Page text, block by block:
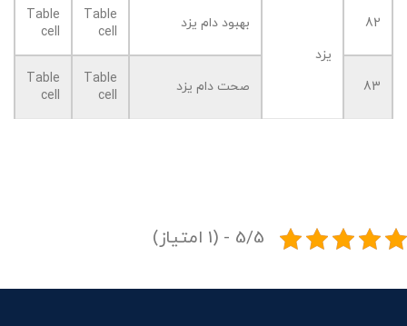
82
یزد
بهبود دام یزد
Table
cell
Table
cell
83 صحت دام یزد
Table
cell
Table
cell
5/5 - (1 امتیاز)